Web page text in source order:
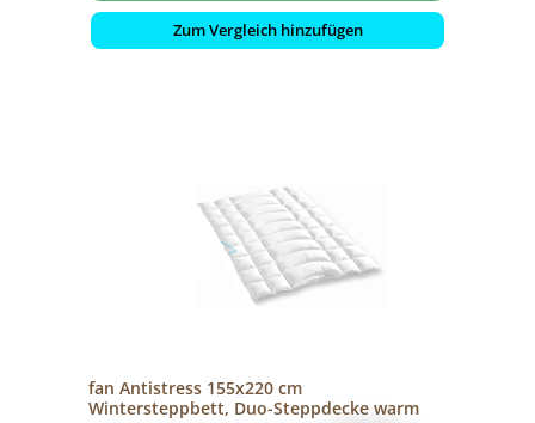
Zum Vergleich hinzufügen
fan Antistress 155x220 cm
Wintersteppbett, Duo-Steppdecke warm